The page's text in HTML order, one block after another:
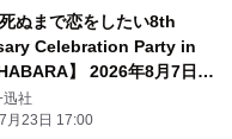
死ぬまで恋をしたい8th
Party in
】 2026年8月7日
催！ アトレ秋葉原1壁面ラ
ために描き下ろされた イラ
社
月23日 17:00